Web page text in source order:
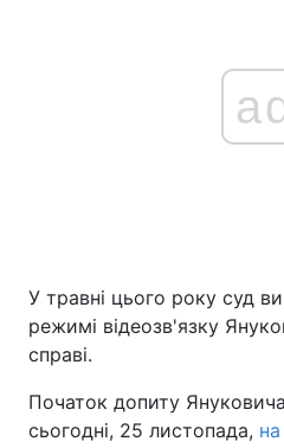
У травні цього року суд
режимі відеозв'язку
справі.
Початок допиту
сьогодні, 25 листопада,